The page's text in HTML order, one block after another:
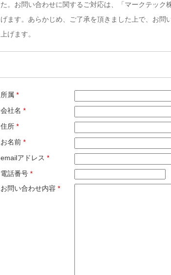
た。お問い合わせに関するご対応は、「マークテック
げます。あらかじめ、ご了承を頂きました上で、お問
上げます。
所属 *
会社名 *
住所 *
お名前 *
emailアドレス *
電話番号 *
お問い合わせ内容 *